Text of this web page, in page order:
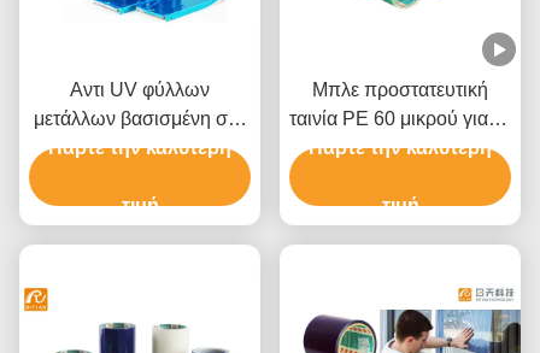
Αντι UV φύλλων
μετάλλων βασισμένη στο
διαλύτη κόλλα ταινιών
προστατευτική
Πάρτε την καλύτερη
τιμή
Μπλε προστατευτική
ταινία PE 60 μικρού για το
αλουμίνιο ανοξείδωτου
Πάρτε την καλύτερη
τιμή